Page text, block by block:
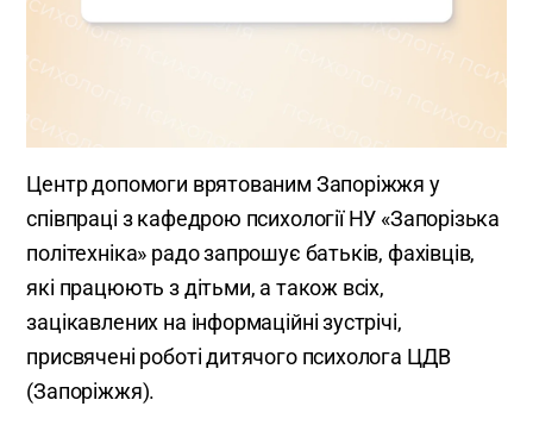
Центр допомоги врятованим Запоріжжя у
співпраці з кафедрою психології НУ «Запорізька
політехніка» радо запрошує батьків, фахівців,
які працюють з дітьми, а також всіх,
зацікавлених на інформаційні зустрічі,
присвячені роботі дитячого психолога ЦДВ
(Запоріжжя).